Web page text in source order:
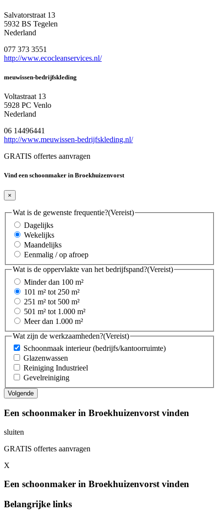
Salvatorstraat 13
5932 BS Tegelen
Nederland
077 373 3551
http://www.ecocleanservices.nl/
meuwissen-bedrijfskleding
Voltastraat 13
5928 PC Venlo
Nederland
06 14496441
http://www.meuwissen-bedrijfskleding.nl/
GRATIS offertes aanvragen
Vind een schoonmaker in Broekhuizenvorst
×
Wat is de gewenste frequentie?(Vereist)
Dagelijks
Wekelijks
Maandelijks
Eenmalig / op afroep
Wat is de oppervlakte van het bedrijfspand?(Vereist)
Minder dan 100 m²
101 m² tot 250 m²
251 m² tot 500 m²
501 m² tot 1.000 m²
Meer dan 1.000 m²
Wat zijn de werkzaamheden?(Vereist)
Schoonmaak interieur (bedrijfs/kantoorruimte)
Glazenwassen
Reiniging Industrieel
Gevelreiniging
Een schoonmaker in Broekhuizenvorst vinden
sluiten
GRATIS offertes aanvragen
X
Een schoonmaker in Broekhuizenvorst vinden
Belangrijke links